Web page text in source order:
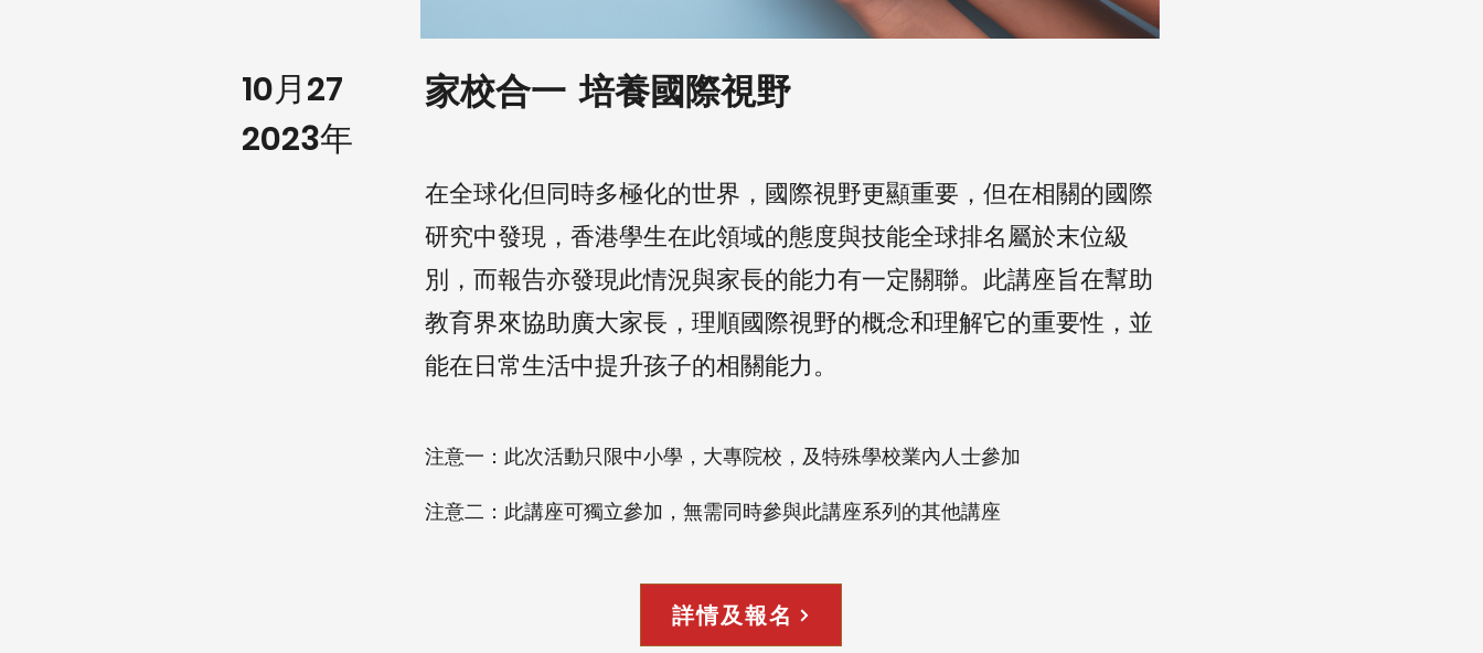
10月27
2023年
家校合一培養國際視野
在全球化但同時多極化的世界，國際視野更顯重要，但在相關的國際
研究中發現，香港學生在此領域的態度與技能全球排名屬於末位級
別，而報告亦發現此情況與家長的能力有一定關聯。此講座旨在幫助
教育界來協助廣大家長，理順國際視野的概念和理解它的重要性，並
能在日常生活中提升孩子的相關能力。
注意一：此次活動只限中小學，大專院校，及特殊學校業內人士參加
注意二：此講座可獨立參加，無需同時參與此講座系列的其他講座
詳情及報名